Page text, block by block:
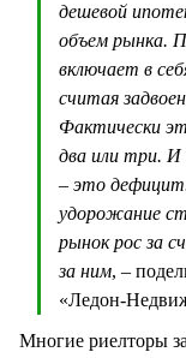
дешевой
объем рынка.
включает в
считая
Фактически
два или три. И
– это
удорожание
рынок рос за
за ним, –
«Ледон-
Многие риелторы